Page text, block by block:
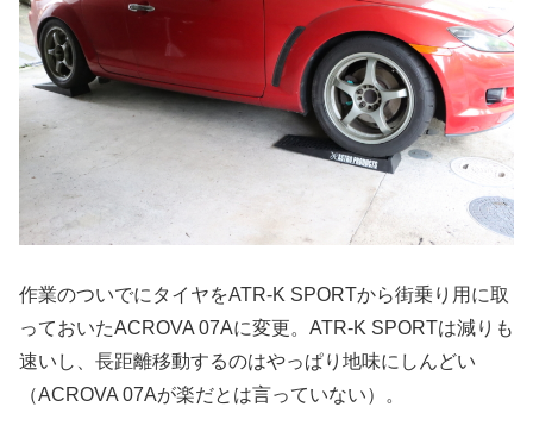
作業のついでにタイヤをATR-K SPORTから街乗り用に取
っておいたACROVA 07Aに変更。ATR-K SPORTは減りも
速いし、長距離移動するのはやっぱり地味にしんどい
（ACROVA 07Aが楽だとは言っていない）。